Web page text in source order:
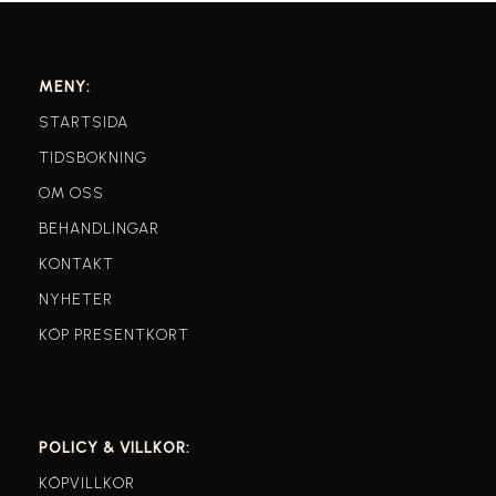
MENY:
STARTSIDA
TIDSBOKNING
OM OSS
BEHANDLINGAR
KONTAKT
NYHETER
KÖP PRESENTKORT
POLICY & VILLKOR:
KÖPVILLKOR